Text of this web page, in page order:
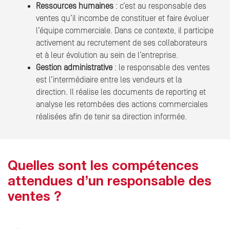
Ressources humaines : c’est au responsable des
ventes qu’il incombe de constituer et faire évoluer
l’équipe commerciale. Dans ce contexte, il participe
activement au recrutement de ses collaborateurs
et à leur évolution au sein de l’entreprise.
Gestion administrative : le responsable des ventes
est l’intermédiaire entre les vendeurs et la
direction. Il réalise les documents de reporting et
analyse les retombées des actions commerciales
réalisées afin de tenir sa direction informée.
Quelles sont les compétences
attendues d’un responsable des
ventes ?